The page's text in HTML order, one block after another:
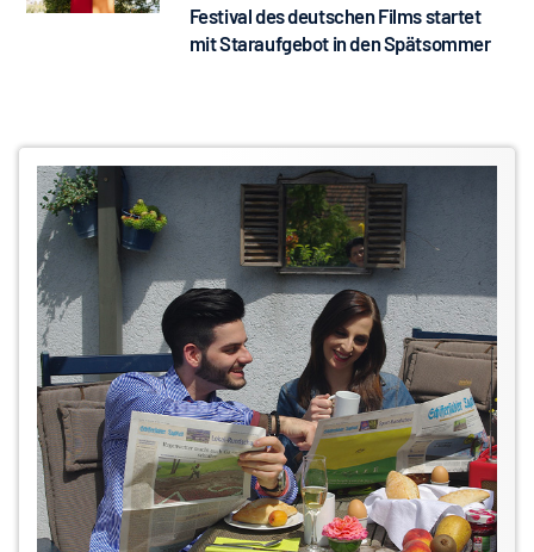
Festival des deutschen Films startet
mit Staraufgebot in den Spätsommer